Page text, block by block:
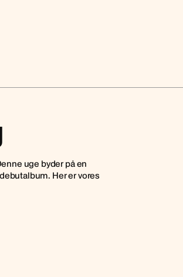
uge byder på en
Her er vores